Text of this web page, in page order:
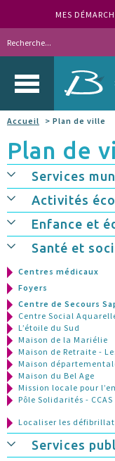
MES
Accueil > Plan de ville
Plan de
Services
Activités
Enfance et
Santé et
Centres médicaux
Foyers
Centre de Secours
Centre Social
L’étoile du Sud
Maison de la Mariélie
Maison de Retraite -
Maison
Maison du Bel Age
Mission locale pour
Pôle Solidarités - CCAS
Localiser les
Services